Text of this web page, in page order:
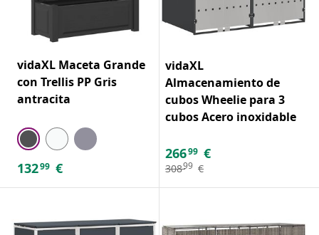
vidaXL Maceta Grande
con Trellis PP Gris
antracita
13299 €
vidaXL
Almacenamiento de
cubos Wheelie para 3
cubos Acero inoxidable
26699 €
30899 €